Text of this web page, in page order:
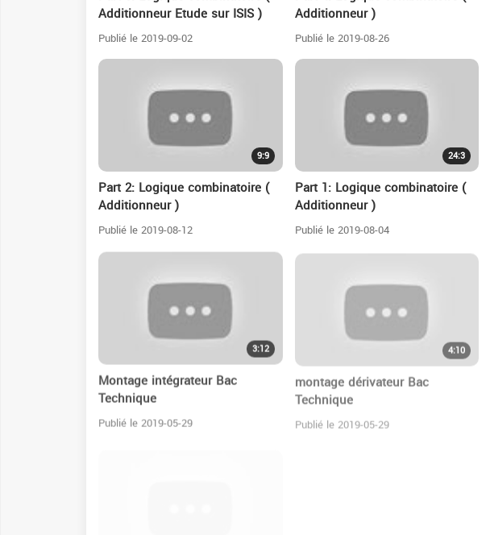
Additionneur Etude sur ISIS )
Publié le 2019-09-02
Additionneur )
Publié le 2019-08-26
9:9
Part 2: Logique combinatoire (
Additionneur )
Publié le 2019-08-12
24:3
Part 1: Logique combinatoire (
Additionneur )
Publié le 2019-08-04
3:12
Montage intégrateur Bac
Technique
Publié le 2019-05-29
4:10
montage dérivateur Bac
Technique
Publié le 2019-05-29